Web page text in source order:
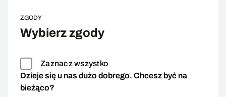
ZGODY
Wybierz zgody
Zaznacz wszystko
Dzieje się u nas dużo dobrego. Chcesz być na
bieżąco?